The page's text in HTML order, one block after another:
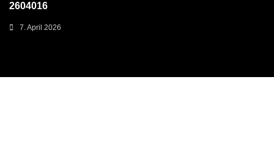
2604016
7. April 2026